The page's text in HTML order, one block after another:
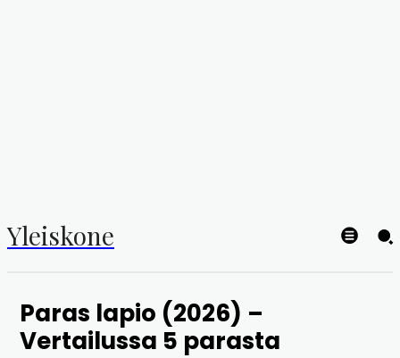
Yleiskone
Paras lapio (2026) –
Vertailussa 5 parasta